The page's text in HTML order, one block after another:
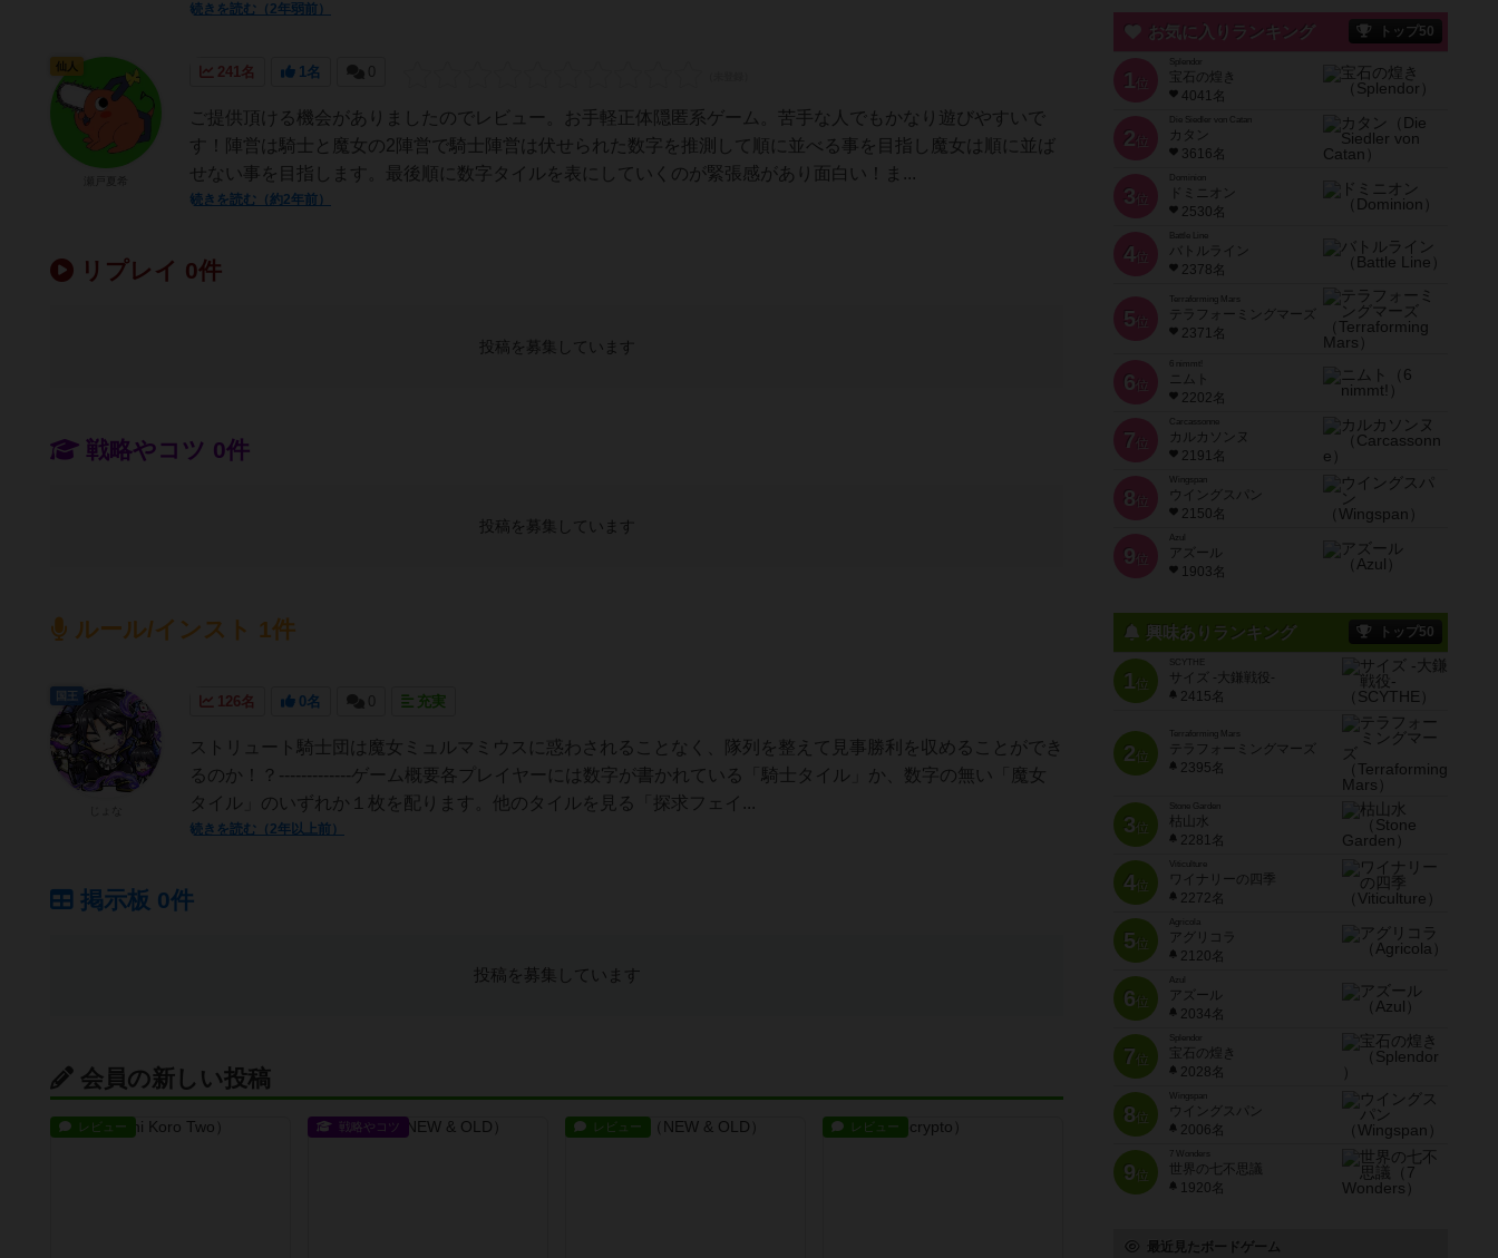
続きを読む（2年弱前）
241名 1名 0
ご提供頂ける機会がありましたのでレビュー。お手軽正体隠匿系ゲーム。苦手な人でもかなり遊びやすいで
す！陣営は騎士と魔女の2陣営で騎士陣営は伏せられた数字を推測して順に並べる事を目指し魔女は順に並ば
せない事を目指します。最後順に数字タイルを表にしていくのが緊張感があり面白い！ま...
続きを読む（約2年前）
仙人
リプレイ 0件
投稿を募集しています
戦略やコツ 0件
投稿を募集しています
ルール/インスト 1件
126名 0名 0 充実
ストリュート騎士団は魔女ミュルマミウスに惑わされることなく、隊列を整えて見事勝利を収めることができ
るのか！？-------------ゲーム概要各プレイヤーには数字が書かれている「騎士タイル」か、数字の無い「魔女
タイル」のいずれか１枚を配ります。他のタイルを見る「探求フェイ...
続きを読む（2年以上前）
国王
掲示板 0件
投稿を募集しています
会員の新しい投稿
レビュー 戦略やコツ レビュー レビュー
お気に入りランキング トップ50
1 位
宝石の煌き
4041名
2 位
Die Siedler von Catan
カタン
3616名
3 位
ドミニオン
2530名
4位
Battle Line
バトルライン
2378名
5 位
Terraforming Mars
テラフォーミングマーズ
2371名
6 位
ニムト
2202名
7 位
Carcassonne
カルカソンヌ
2191名
8 位
Wingspan
ウイングスパン
2150名
9 位
Azul
アズール
1903名
興味ありランキング トップ50
1位
SCYTHE
サイズ -大鎌戦役-
2415名
2位
Terraforming Mars
テラフォーミングマーズ
2395名
3位
Stone Garden
枯山水
2281名
4位
Viticulture
ワイナリーの四季
2272名
5位
Agricola
アグリコラ
2120名
6位
Azul
アズール
2034名
7位
宝石の煌き
2028名
8位
Wingspan
ウイングスパン
2006名
9位
7 Wonders
世界の七不思議
1920名
最近見たボードゲーム